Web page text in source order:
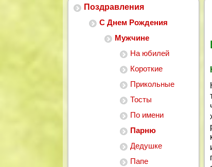
Поздравления
С Днем Рождения
Мужчине
На юбилей
Короткие
Прикольные
Тосты
По имени
Парню
Дедушке
Папе